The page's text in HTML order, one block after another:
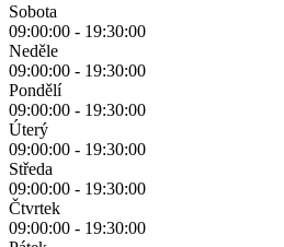
Sobota
09:00:00 - 19:30:00
Neděle
09:00:00 - 19:30:00
Pondělí
09:00:00 - 19:30:00
Úterý
09:00:00 - 19:30:00
Středa
09:00:00 - 19:30:00
Čtvrtek
09:00:00 - 19:30:00